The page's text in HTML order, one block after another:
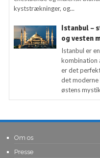
kyststrækninger, og...
Istanbul –
og vesten
Istanbul er
kombination
er det
det
østens
Om os
Presse